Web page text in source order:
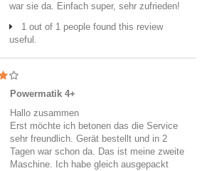
war sie da. Einfach super, sehr zufrieden!
1 out of 1 people found this review
useful.
Powermatik 4+
Hallo zusammen
Erst möchte ich betonen das die Service
sehr freundlich. Gerät bestellt und in 2
Tagen war schon da. Das ist meine zweite
Maschine. Ich habe gleich ausgepackt